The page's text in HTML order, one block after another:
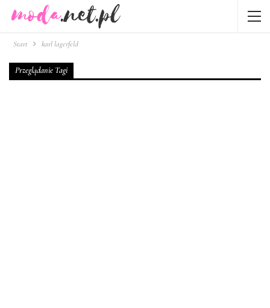
Start karl lagerfeld
Przeglądanie Tagi